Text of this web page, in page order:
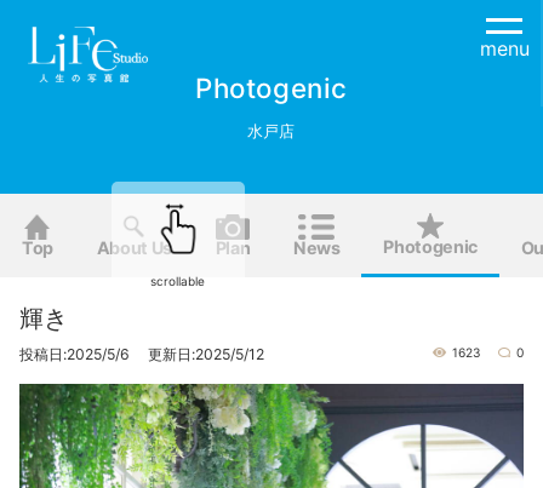
menu
Photogenic
水戸店
Top About Us Plan News Photogenic
輝き
投稿日:2025/5/6 更新日:2025/5/12 1623 0